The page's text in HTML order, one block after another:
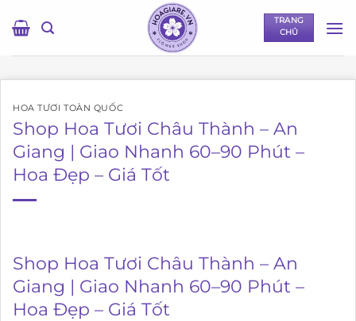
qua
TRANG
CHỦ
HOA TƯƠI TOÀN QUỐC
Shop Hoa Tươi Châu Thành – An
Giang | Giao Nhanh 60–90 Phút –
Hoa Đẹp – Giá Tốt
Shop Hoa Tươi Châu Thành – An
Giang | Giao Nhanh 60–90 Phút –
Hoa Đẹp – Giá Tốt